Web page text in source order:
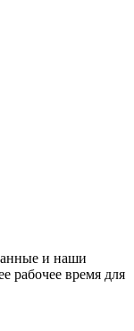
и наши
рабочее время для